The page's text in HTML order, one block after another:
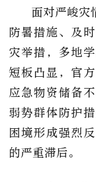
面对严峻灾
防暑措施、及
灾举措，多地
短板凸显，官
应急物资储备
弱势群体防护
困境形成强烈
的严重滞后。